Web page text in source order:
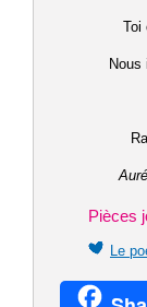
Nous
Pièces
Le